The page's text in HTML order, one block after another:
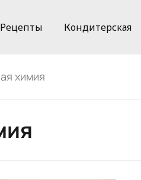
Рецепты Кондитерская
химия